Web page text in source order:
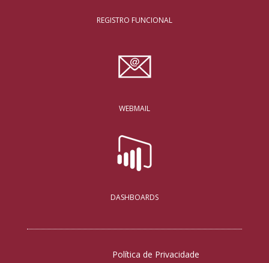
REGISTRO FUNCIONAL
WEBMAIL
DASHBOARDS
Política de Privacidade